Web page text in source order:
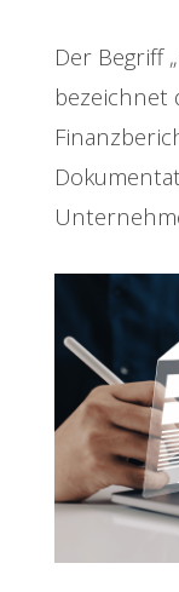
Der Begriff „
bezeichnet